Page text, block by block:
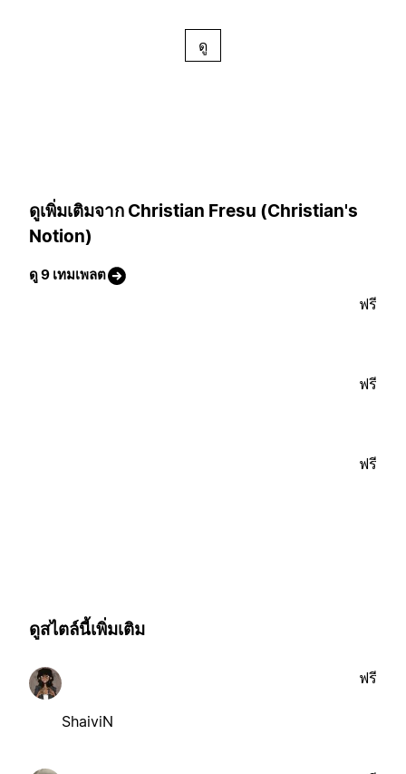
ดู
ดูเพิ่มเติมจาก Christian Fresu (Christian's
Notion)
ดู 9 เทมเพลต
ฟรี
ฟรี
ฟรี
ดูสไตล์นี้เพิ่มเติม
ShaiviN
ฟรี